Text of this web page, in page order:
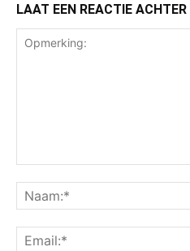
LAAT EEN REACTIE ACHTER